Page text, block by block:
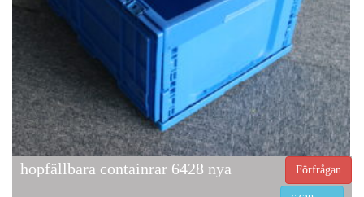
hopfällbara containrar 6428 nya Förfrågan